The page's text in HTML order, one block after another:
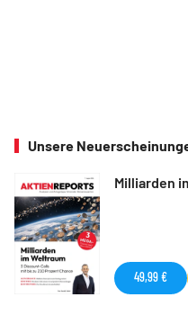
Unsere
Milliarden
49,99 €